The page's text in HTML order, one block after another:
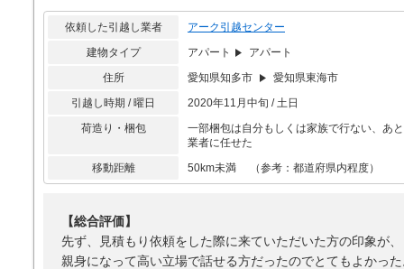
依頼した引越し業者
アーク引越センター
建物タイプ
アパート
アパート
住所
愛知県知多市
愛知県東海市
引越し時期 / 曜日
2020年11月中旬 / 土日
荷造り・梱包
一部梱包は自分もしくは家族で行ない、あ
業者に任せた
移動距離
50km未満 （参考：都道府県内程度）
【総合評価】
先ず、見積もり依頼をした際に来ていただいた方の印象が、
親身になって高い立場で話せる方だったのでとてもよかっ